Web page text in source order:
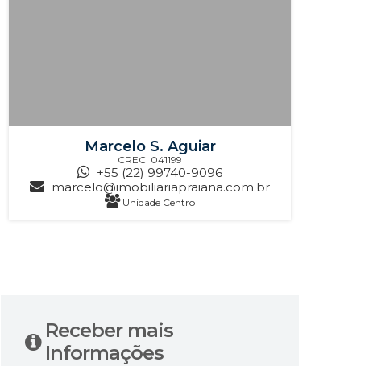
Marcelo S. Aguiar
CRECI 041199
+55 (22) 99740-9096
marcelo@imobiliariapraiana.com.br
Unidade Centro
Receber mais
Informações